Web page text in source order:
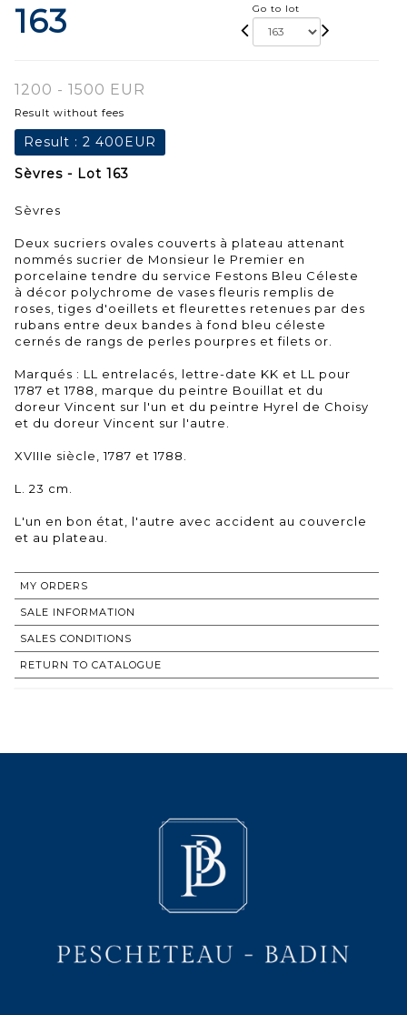
163 Go to lot
1200 - 1500 EUR
Result without fees
Result : 2 400EUR
Sèvres - Lot 163
Sèvres
Deux sucriers ovales couverts à plateau attenant
nommés sucrier de Monsieur le Premier en
porcelaine tendre du service Festons Bleu Céleste
à décor polychrome de vases fleuris remplis de
roses, tiges d'oeillets et fleurettes retenues par des
rubans entre deux bandes à fond bleu céleste
cernés de rangs de perles pourpres et filets or.
Marqués : LL entrelacés, lettre-date KK et LL pour
1787 et 1788, marque du peintre Bouillat et du
doreur Vincent sur l'un et du peintre Hyrel de Choisy
et du doreur Vincent sur l'autre.
XVIIIe siècle, 1787 et 1788.
L. 23 cm.
L'un en bon état, l'autre avec accident au couvercle
et au plateau.
MY ORDERS
SALE INFORMATION
SALES CONDITIONS
RETURN TO CATALOGUE